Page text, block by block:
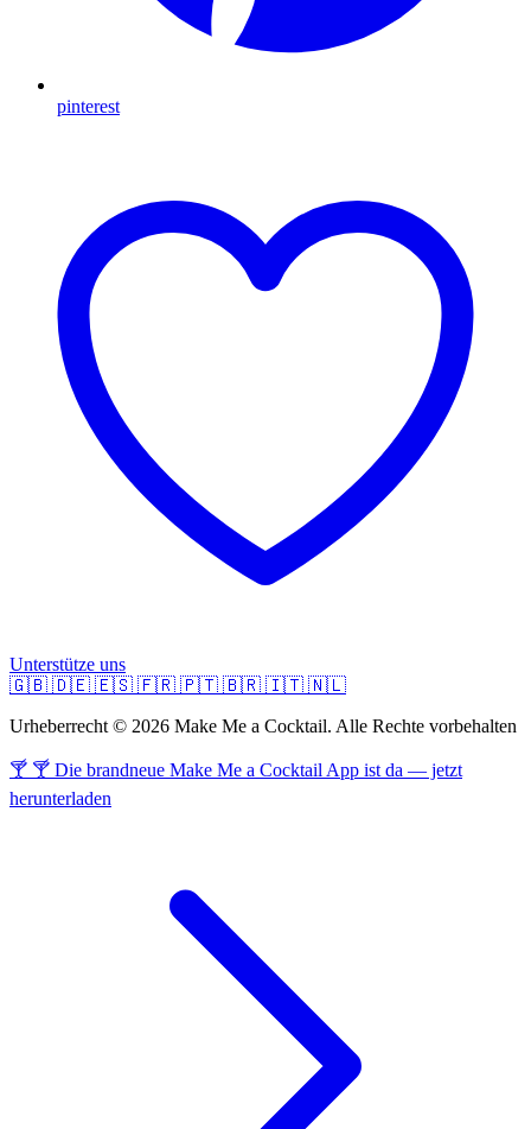
pinterest
Unterstütze uns
🇬🇧 🇩🇪 🇪🇸 🇫🇷 🇵🇹 🇧🇷 🇮🇹 🇳🇱
Urheberrecht © 2026 Make Me a Cocktail. Alle Rechte vorbehalten
🍸 🍸 Die brandneue Make Me a Cocktail App ist da — jetzt
herunterladen